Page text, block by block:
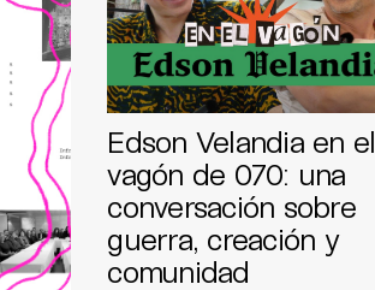
Edson Velandia en el
vagón de 070: una
conversación sobre
guerra, creación y
comunidad